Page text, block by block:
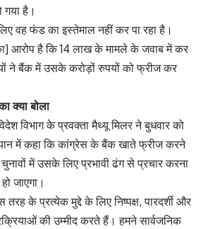
गया है।
वह फंड का इस्तेमाल नहीं कर पा रहा है।
आरोप है कि 14 लाख के मामले के जवाब में कर
ने बैंक में उसके करोड़ों रुपयों को फ्रीज कर
क्या बोला
विभाग के प्रवक्ता मैथ्यू मिलर ने बुधवार को
में कहा कि कांग्रेस के बैंक खाते फ्रीज करने
में उसके लिए प्रभावी ढंग से प्रचार करना
जाएगा।
के प्रत्येक मुद्दे के लिए निष्पक्ष, पारदर्शी और
की उम्मीद करते हैं। हमने सार्वजनिक